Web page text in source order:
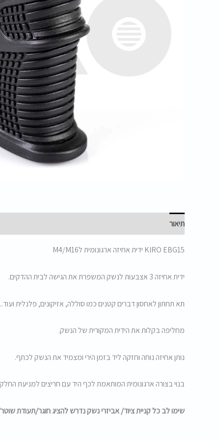
תיאור
KIRO EBG15 ידית אחיזה ארגונומית לM4/M16
ידית אחיזה 3 אצבעות לנשק המשפרת את הגישה לבית ההדקים.
תא תחתון לאחסון דברים קטנים כמו סוללה, אזיקונים, פלנלית ועוד..
מחליפה בקלות את הידית המקורית של הנשק.
נותן אחיזה נוחה וחזקה ליד בזמן הירי ומצמיד את הנשק לכתף.
בנוי בצורה ארגונומית המותאמת לכף היד עם חריצים למניעת
שימו לב כל קניית ציוד/ אביזרי נשק נדרש להציג חוגר/תעודת